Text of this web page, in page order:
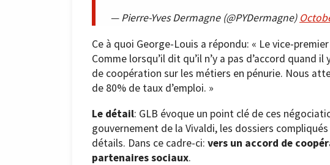
— Pierre-Yves Dermagne (@PYDermagne)
Ce à quoi George-Louis a répondu: « Le vice-
Comme lorsqu’il dit qu’il n’y a pas d’accord quand
de coopération sur les métiers en pénurie. Nous
de 80% de taux d’emploi. »
Le détail: GLB évoque un point clé de ces
gouvernement de la Vivaldi, les dossiers
détails. Dans ce cadre-ci: vers un accord de
partenaires sociaux.